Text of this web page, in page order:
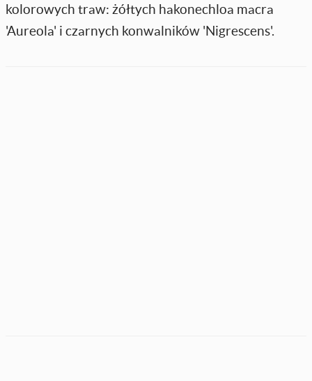
kolorowych traw: żółtych hakonechloa macra
'Aureola' i czarnych konwalników 'Nigrescens'.